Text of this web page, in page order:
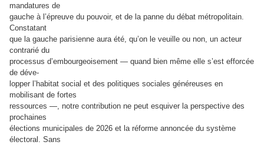
mandatures de
gauche à l’épreuve du pouvoir, et de la panne du débat métropolitain.
Constatant
que la gauche parisienne aura été, qu’on le veuille ou non, un acteur
contrarié du
processus d’embourgeoisement — quand bien même elle s’est efforcée
de déve-
lopper l’habitat social et des politiques sociales généreuses en
mobilisant de fortes
ressources —, notre contribution ne peut esquiver la perspective des
prochaines
élections municipales de 2026 et la réforme annoncée du système
électoral. Sans